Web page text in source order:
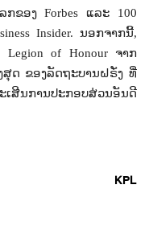
ລກຂອງForbesແລະ 100
Insider. ນອກຈາກນີ້,
Legion of Honour ຈາກ
ສຸດ ຂອງລັດຖະບານຝຣັ່ງ ທີ່
ເສີນການປະກອບສ່ວນອັນດີ
KPL